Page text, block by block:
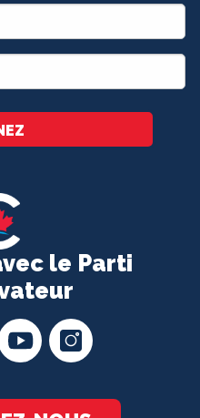
le Parti